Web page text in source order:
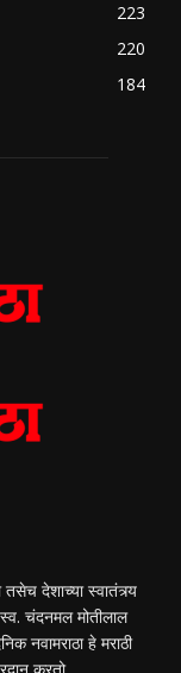
223
220
184
तसेच देशाच्या स्वातंत्र्य
चंदनमल मोतीलाल
नवामराठा हे मराठी